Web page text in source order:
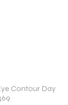
Contour Day